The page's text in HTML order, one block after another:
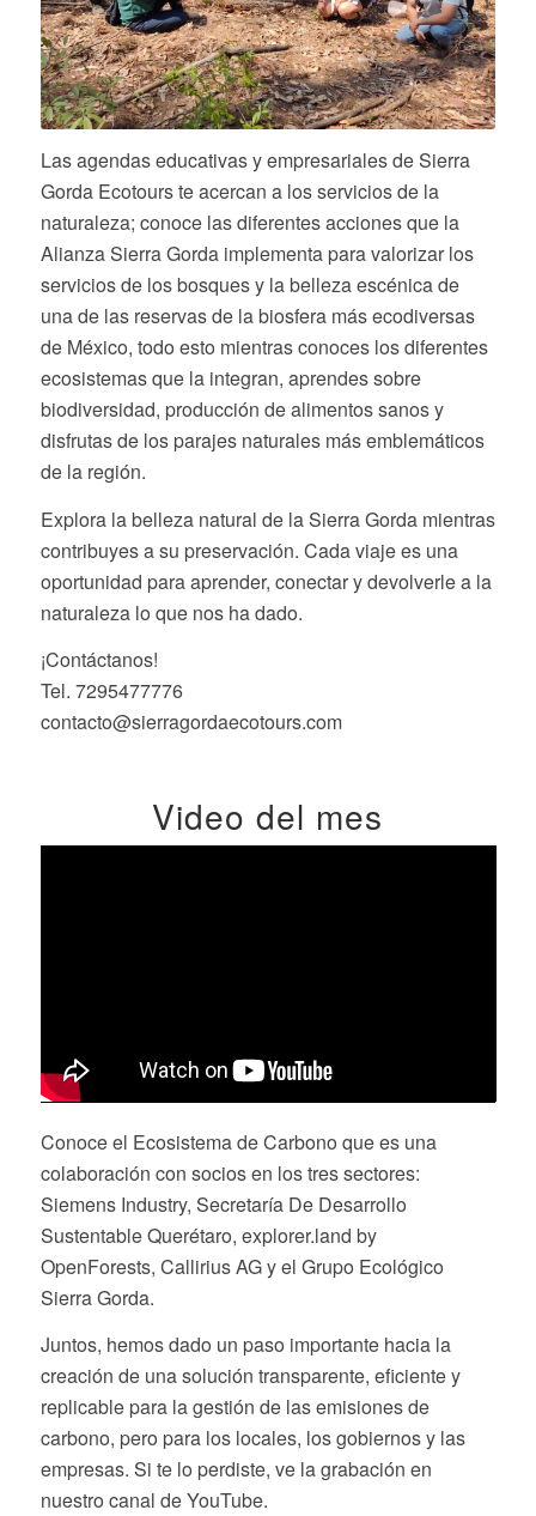
Las agendas educativas y empresariales de Sierra
Gorda Ecotours te acercan a los servicios de la
naturaleza; conoce las diferentes acciones que la
Alianza Sierra Gorda implementa para valorizar los
servicios de los bosques y la belleza escénica de
una de las reservas de la biosfera más ecodiversas
de México, todo esto mientras conoces los diferentes
ecosistemas que la integran, aprendes sobre
biodiversidad, producción de alimentos sanos y
disfrutas de los parajes naturales más emblemáticos
de la región.
Explora la belleza natural de la Sierra Gorda mientras
contribuyes a su preservación. Cada viaje es una
oportunidad para aprender, conectar y devolverle a la
naturaleza lo que nos ha dado.
¡Contáctanos!
Tel. 7295477776
contacto@sierragordaecotours.com
Video del mes
Conoce el Ecosistema de Carbono que es una
colaboración con socios en los tres sectores:
Siemens Industry, Secretaría De Desarrollo
Sustentable Querétaro, explorer.land by
OpenForests, Callirius AG y el Grupo Ecológico
Sierra Gorda.
Juntos, hemos dado un paso importante hacia la
creación de una solución transparente, eficiente y
replicable para la gestión de las emisiones de
carbono, pero para los locales, los gobiernos y las
empresas. Si te lo perdiste, ve la grabación en
nuestro canal de YouTube.